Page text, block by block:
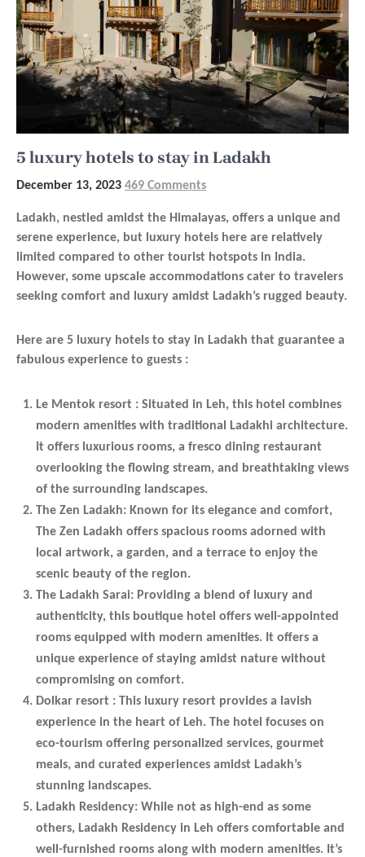
5 luxury hotels to stay in Ladakh
December 13, 2023 469 Comments
Ladakh, nestled amidst the Himalayas, offers a unique and
serene experience, but luxury hotels here are relatively
limited compared to other tourist hotspots in India.
However, some upscale accommodations cater to travelers
seeking comfort and luxury amidst Ladakh’s rugged beauty.
Here are 5 luxury hotels to stay in Ladakh that guarantee a
fabulous experience to guests :
Le Mentok resort : Situated in Leh, this hotel combines
modern amenities with traditional Ladakhi architecture.
It offers luxurious rooms, a fresco dining restaurant
overlooking the flowing stream, and breathtaking views
of the surrounding landscapes.
The Zen Ladakh: Known for its elegance and comfort,
The Zen Ladakh offers spacious rooms adorned with
local artwork, a garden, and a terrace to enjoy the
scenic beauty of the region.
The Ladakh Sarai: Providing a blend of luxury and
authenticity, this boutique hotel offers well-appointed
rooms equipped with modern amenities. It offers a
unique experience of staying amidst nature without
compromising on comfort.
Dolkar resort : This luxury resort provides a lavish
experience in the heart of Leh. The hotel focuses on
eco-tourism offering personalized services, gourmet
meals, and curated experiences amidst Ladakh’s
stunning landscapes.
Ladakh Residency: While not as high-end as some
others, Ladakh Residency in Leh offers comfortable and
well-furnished rooms along with modern amenities. It’s